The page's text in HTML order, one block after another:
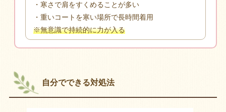
・寒さで肩をすくめることが多い
・重いコートを寒い場所で長時間着用
※無意識で持続的に力が入る
自分でできる対処法